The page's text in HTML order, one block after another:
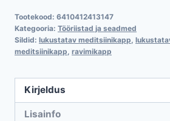
Tootekood: 6410412413147
Kategooria: Tööriistad ja seadmed
Sildid: lukustatav meditsiinikapp
meditsiinikapp ravimikapp
Kirjeldus
Lisainfo